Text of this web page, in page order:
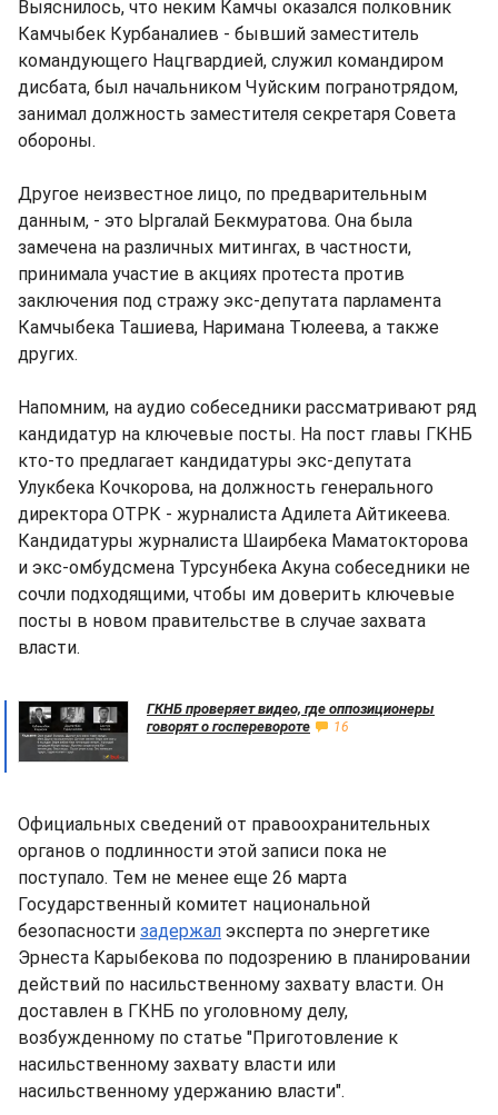
Выяснилось, что неким Камчы оказался полковник
Камчыбек Курбаналиев - бывший заместитель
командующего Нацгвардией, служил командиром
дисбата, был начальником Чуйским погранотрядом,
занимал должность заместителя секретаря Совета
обороны.
Другое неизвестное лицо, по предварительным
данным, - это Ыргалай Бекмуратова. Она была
замечена на различных митингах, в частности,
принимала участие в акциях протеста против
заключения под стражу экс-депутата парламента
Камчыбека Ташиева, Наримана Тюлеева, а также
других.
Напомним, на аудио собеседники рассматривают ряд
кандидатур на ключевые посты. На пост главы ГКНБ
кто-то предлагает кандидатуры экс-депутата
Улукбека Кочкорова, на должность генерального
директора ОТРК - журналиста Адилета Айтикеева.
Кандидатуры журналиста Шаирбека Маматокторова
и экс-омбудсмена Турсунбека Акуна собеседники не
сочли подходящими, чтобы им доверить ключевые
посты в новом правительстве в случае захвата
власти.
ГКНБ проверяет видео, где оппозиционеры
говорят о госперевороте
16
Официальных сведений от правоохранительных
органов о подлинности этой записи пока не
поступало. Тем не менее еще 26 марта
Государственный комитет национальной
безопасности задержал эксперта по энергетике
Эрнеста Карыбекова по подозрению в планировании
действий по насильственному захвату власти. Он
доставлен в ГКНБ по уголовному делу,
возбужденному по статье "Приготовление к
насильственному захвату власти или
насильственному удержанию власти".